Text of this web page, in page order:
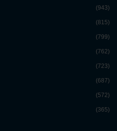
(943)
(815)
(799)
(762)
(723)
(687)
(572)
(365)